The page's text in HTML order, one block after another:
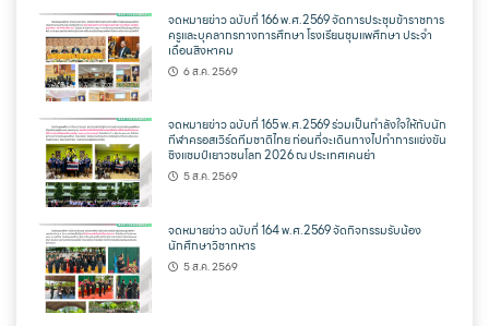
จดหมายข่าว ฉบับที่ 166 พ.ศ.2569 จัดการประชุมข้าราชการ
ครูและบุคลากรทางการศึกษา โรงเรียนชุมแพศึกษา ประจำ
เดือนสิงหาคม
6 ส.ค. 2569
จดหมายข่าว ฉบับที่ 165 พ.ศ.2569 ร่วมเป็นกำลังใจให้กับนัก
กีฬาครอสเวิร์ดทีมชาติไทย ก่อนที่จะเดินทางไปทำการแข่งขัน
ชิงแชมป์เยาวชนโลก 2026 ณ ประเทศเคนย่า
5 ส.ค. 2569
จดหมายข่าว ฉบับที่ 164 พ.ศ.2569 จัดกิจกรรมรับน้อง
นักศึกษาวิชาทหาร
5 ส.ค. 2569